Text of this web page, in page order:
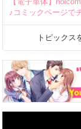
♪コミックページで
トピックス